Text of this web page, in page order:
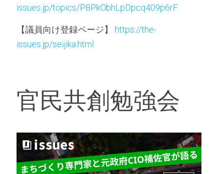
issues.jp/topics/P8PkObhLpDpcq409p6rF
【議員向け登録ページ】 https://the-
issues.jp/seijika.html
官民共創勉強会